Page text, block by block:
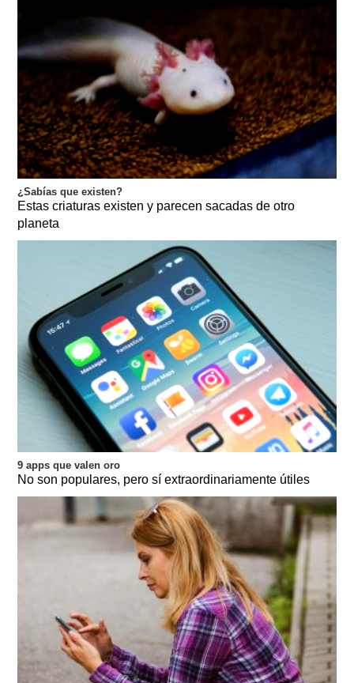
¿Sabías que existen?
Estas criaturas existen y parecen sacadas de otro
planeta
9 apps que valen oro
No son populares, pero sí extraordinariamente útiles